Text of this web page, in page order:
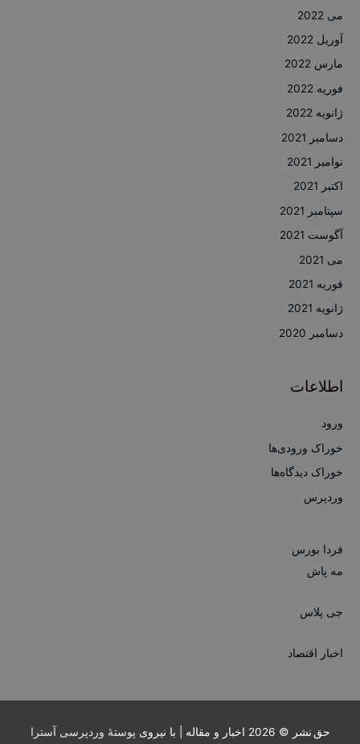
می 2022
آوریل 2022
مارس 2022
فوریه 2022
ژانویه 2022
دسامبر 2021
نوامبر 2021
اکتبر 2021
سپتامبر 2021
آگوست 2021
می 2021
فوریه 2021
ژانویه 2021
دسامبر 2020
اطلاعات
ورود
خوراک ورودی‌ها
خوراک دیدگاه‌ها
وردپرس
فردا بورس
مه پاش
جی پلاس
اخبار اقتصاد
حق نشر © 2026 اخبار و مقاله | با نیروی پوستهٔ وردپرسی آسترا